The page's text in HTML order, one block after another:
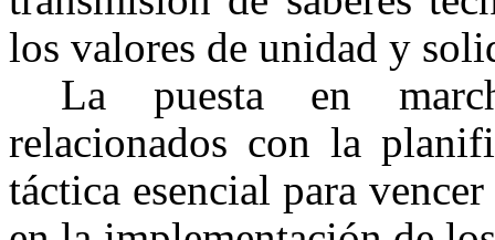
los valores de unidad y
La puesta en
relacionados con la
táctica esencial para